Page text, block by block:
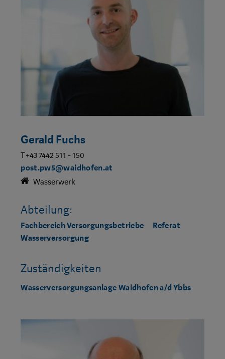
Gerald Fuchs
T +43 7442 511 - 150
post.pw5@waidhofen.at
Wasserwerk
Abteilung:
Fachbereich Versorgungsbetriebe
Referat
Wasserversorgung
Zuständigkeiten
Wasserversorgungsanlage Waidhofen a/d Ybbs